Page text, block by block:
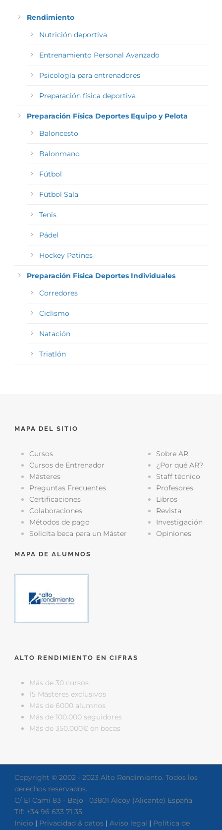
Rendimiento
Nutrición deportiva
Entrenamiento Personal Avanzado
Psicología para entrenadores
Preparación física deportiva
Preparación Física Deportes Equipo y Pelota
Baloncesto
Balonmano
Fútbol
Fútbol Sala
Tenis
Pádel
Hockey Patines
Preparación Física Deportes Individuales
Corredores
Ciclismo
Natación
Triatlón
MAPA DEL SITIO
Cursos
Cursos de Entrenador
Másteres
Preguntas Frecuentes
Certificaciones
Colaboraciones
Métodos de pago
Solicita beca para un Máster
Sobre AR
¿Por qué AR?
Staff técnico
Profesores
Libros
Revista
Investigación
Opiniones
MAPA DE ALUMNOS
ALTO RENDIMIENTO EN CIFRAS
Más de 30 cursos
15 Másteres exclusivos
Más de 6000 alumnos
Más de 100.000 seguidores
Más de 350.000€ en becas
Copyright © 2002 - 2023 Alto Rendimiento. Todos los
derechos reservados.
C/ El Cami 83 - Bajo · 03801 Alcoy (Alicante) España
Tlf: +34 96 633 71 35
Inicio | Privacidad & datos | Aviso legal | Política de